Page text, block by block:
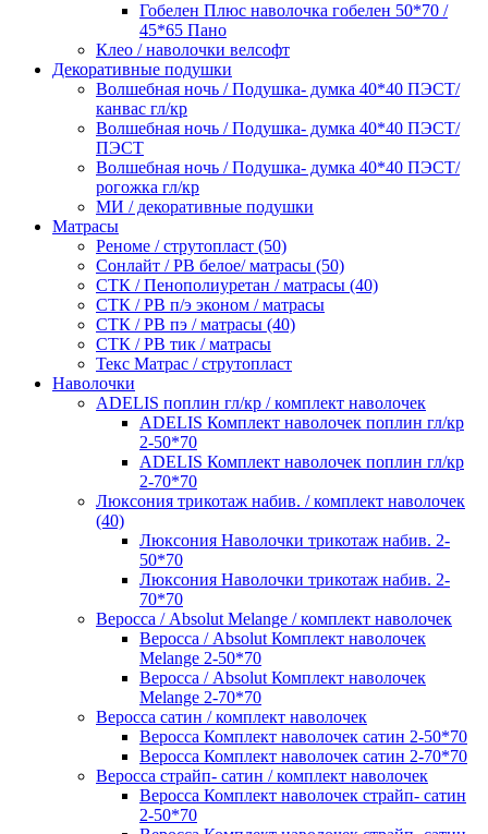
Гобелен Плюс наволочка гобелен 50*70 /
45*65 Пано
Клео / наволочки велсофт
Декоративные подушки
Волшебная ночь / Подушка- думка 40*40 ПЭСТ/
канвас гл/кр
Волшебная ночь / Подушка- думка 40*40 ПЭСТ/
ПЭСТ
Волшебная ночь / Подушка- думка 40*40 ПЭСТ/
рогожка гл/кр
МИ / декоративные подушки
Матрасы
Реноме / струтопласт (50)
Сонлайт / РВ белое/ матрасы (50)
СТК / Пенополиуретан / матрасы (40)
СТК / РВ п/э эконом / матрасы
СТК / РВ пэ / матрасы (40)
СТК / РВ тик / матрасы
Текс Матрас / струтопласт
Наволочки
ADELIS поплин гл/кр / комплект наволочек
ADELIS Комплект наволочек поплин гл/кр
2-50*70
ADELIS Комплект наволочек поплин гл/кр
2-70*70
Люксония трикотаж набив. / комплект наволочек
(40)
Люксония Наволочки трикотаж набив. 2-
50*70
Люксония Наволочки трикотаж набив. 2-
70*70
Веросса / Absolut Melange / комплект наволочек
Веросса / Absolut Комплект наволочек
Melange 2-50*70
Веросса / Absolut Комплект наволочек
Melange 2-70*70
Веросса сатин / комплект наволочек
Веросса Комплект наволочек сатин 2-50*70
Веросса Комплект наволочек сатин 2-70*70
Веросса страйп- сатин / комплект наволочек
Веросса Комплект наволочек страйп- сатин
2-50*70